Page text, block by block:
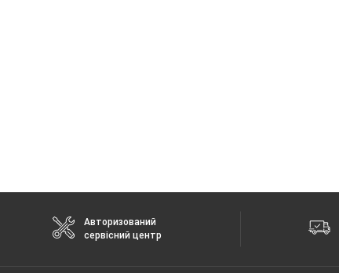
Авторизований
сервісний центр